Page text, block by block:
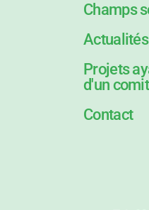
Champs
Actualités
Projets
d'un
Contact